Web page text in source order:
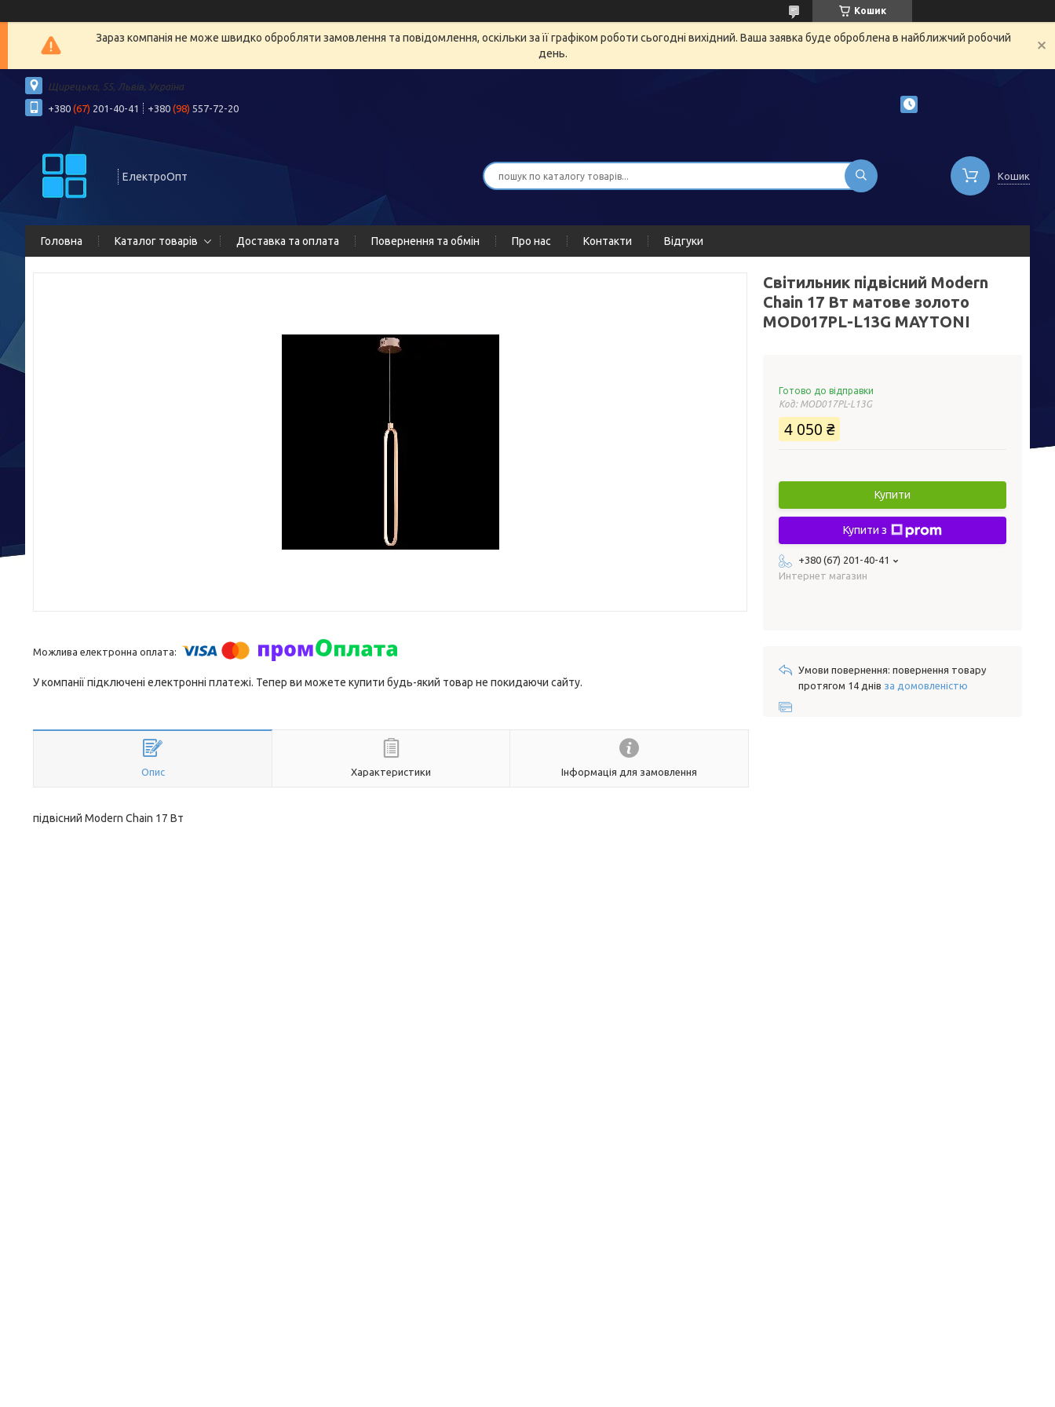
Кошик
Зараз компанія не може швидко обробляти замовлення та повідомлення, оскільки за її графіком роботи сьогодні вихідний. Ваша заявка буде оброблена в найближчий робочий
день.
Щирецька, 55, Львів, Україна
+380 (67) 201-40-41 +380 (98) 557-72-20
ЕлектроОпт Кошик
Головна Каталог товарів Доставка та оплата Повернення та обмін Про нас Контакти Відгуки
У компанії підключені електронні платежі. Тепер ви можете купити будь-який товар не покидаючи сайту.
Опис Характеристики Інформація для замовлення
підвісний Modern Chain 17 Вт
Світильник підвісний Modern
Chain 17 Вт матове золото
MOD017PL-L13G MAYTONI
Готово до відправки
Код: MOD017PL-L13G
4 050 ₴
Купити
Купити з
+380 (67) 201-40-41
Интернет магазин
повернення товару
протягом 14 днів за домовленістю